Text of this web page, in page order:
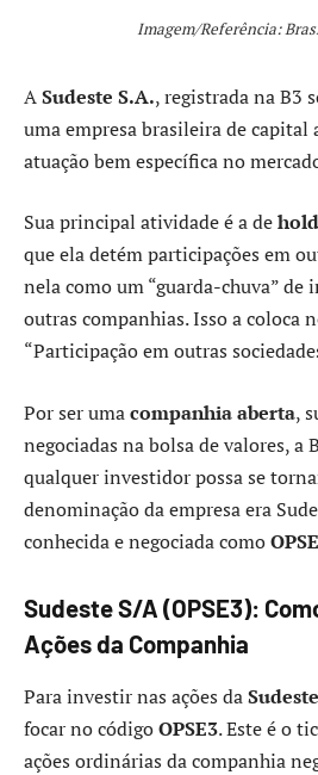
Imagem/Referência:
ASudeste S.A., registrada na B3
uma empresa brasileira de capital
atuação bem específica no
Sua principal atividade é a de
que ela detém participações em
nela como um “guarda-chuva” de
outras companhias. Isso a coloca
“Participação em outras
Por ser umacompanhia aberta,
negociadas na bolsa de valores, a
qualquer investidor possa se
denominação da empresa era
conhecida e negociada comoOPSE
Sudeste S/A (OPSE3):
Ações da Companhia
Para investir nas ações da
focar no códigoOPSE3. Este é o
ações ordinárias da companhia